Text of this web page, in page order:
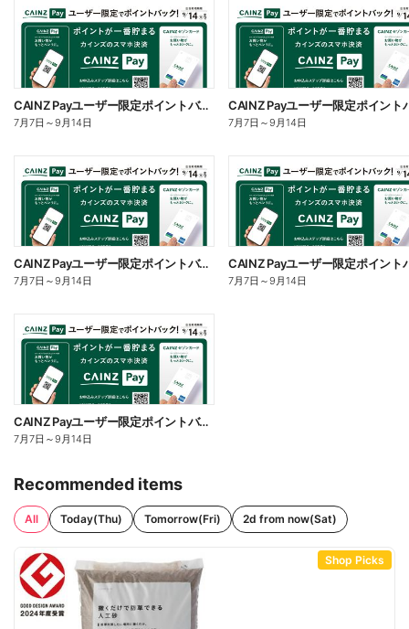
CAINZ Payユーザー限定ポイントバック!_家電
7月7日 ～9月14日 7月7日 ～9月14日
CAINZ Payユーザー限定ポイントバック!_サイクル
7月7日 ～9月14日 7月7日 ～9月14日
CAINZ Payユーザー限定ポイントバック!_DIY
7月7日 ～9月14日
Recommended items
All Today(Thu) Tomorrow(Fri) 2d from now(Sat)
Shop Picks